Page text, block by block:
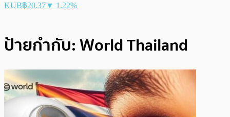
KUB฿20.37▼ 1.22%
ป้ายกำกับ:World Thailand